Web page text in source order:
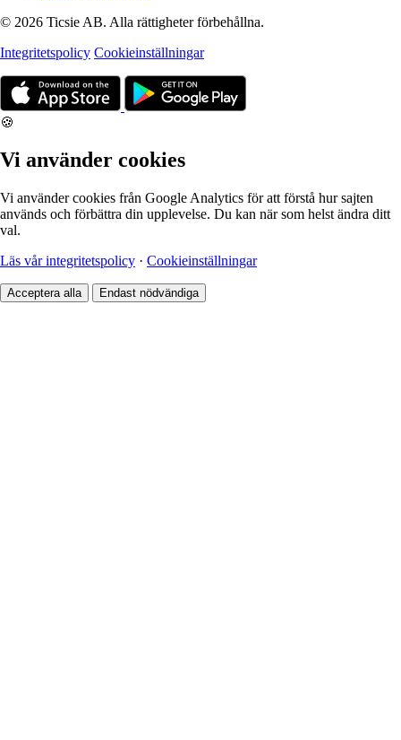
© 2026 Ticsie AB. Alla rättigheter förbehållna.
Integritetspolicy Cookieinställningar
🍪
Vi använder cookies
Vi använder cookies från Google Analytics för att förstå hur sajten
används och förbättra din upplevelse. Du kan när som helst ändra ditt
val.
Läs vår integritetspolicy · Cookieinställningar
Acceptera alla Endast nödvändiga